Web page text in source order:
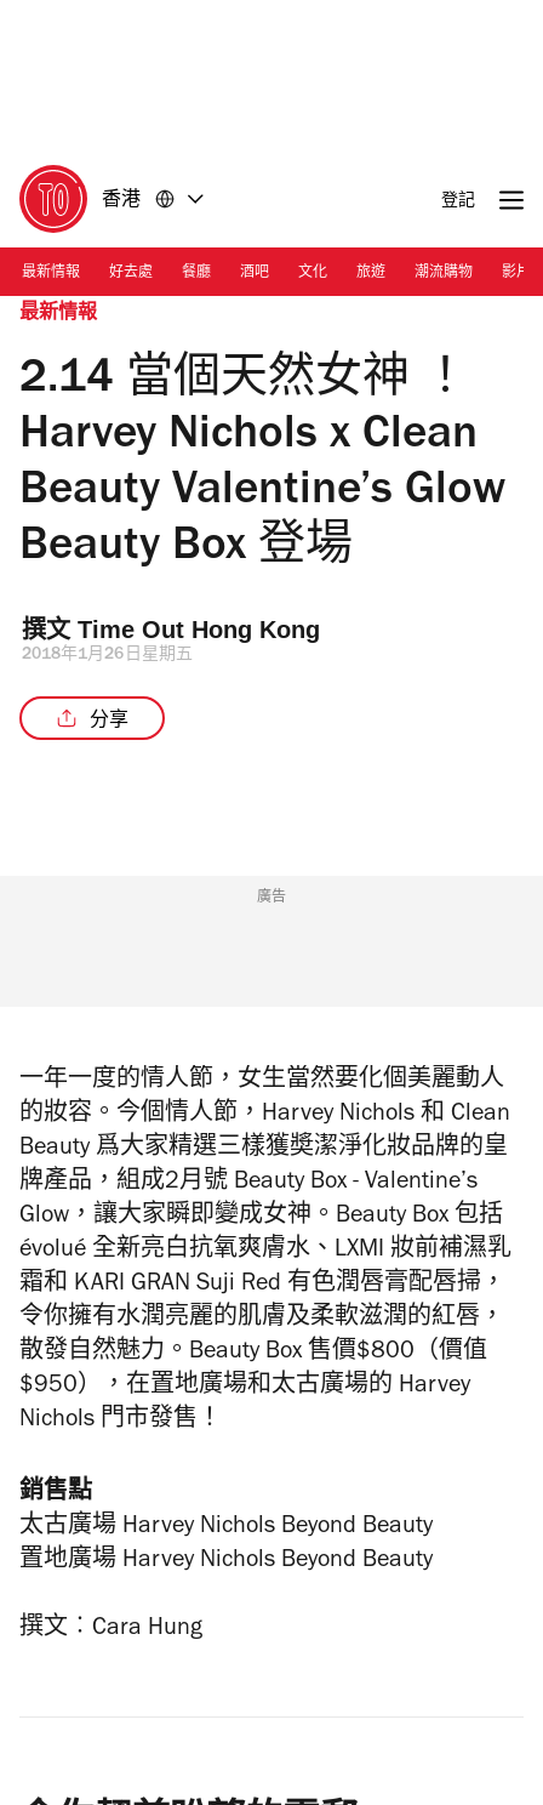
香港 登記
最新情報 好去處 餐廳 酒吧 文化 旅遊 潮流購物 影片
最新情報
2.14 當個天然女神 ！
Harvey Nichols x Clean
Beauty Valentine’s Glow
Beauty Box 登場
撰文 Time Out Hong Kong
2018年1月26日星期五
分享
廣告
一年一度的情人節，女生當然要化個美麗動人
的妝容。今個情人節，Harvey Nichols 和 Clean
Beauty 爲大家精選三樣獲奬潔淨化妝品牌的皇
牌產品，組成2月號 Beauty Box - Valentine’s
Glow，讓大家瞬即變成女神。Beauty Box 包括
évolué 全新亮白抗氧爽膚水、LXMI 妝前補濕乳
霜和 KARI GRAN Suji Red 有色潤唇膏配唇掃，
令你擁有水潤亮麗的肌膚及柔軟滋潤的紅唇，
散發自然魅力。Beauty Box 售價$800（價值
$950），在置地廣場和太古廣場的 Harvey
Nichols 門市發售！
銷售點
太古廣場 Harvey Nichols Beyond Beauty
置地廣場 Harvey Nichols Beyond Beauty
撰文︰Cara Hung